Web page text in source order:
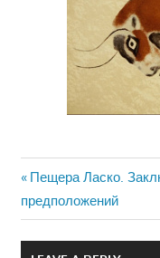
Навигация
по
Previous
Post:
Пещера Ласко.
предположений